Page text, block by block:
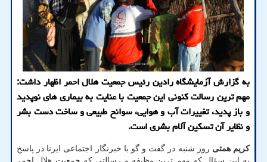
به گزارش آزمایشگاه رادین رئیس جمعیت هلال احمر اظهار داشت:
مهم ترین رسالت کنونی این جمعیت با عنایت به بیماری های نوپدید
و باز پدید، تغییرات آب و هوایی، سوانح طبیعی و ساخت دست بشر
و نظایر آن تسکین آلام بشری است.
کریم همتی روز شنبه در گفت و گو با خبرنگار اجتماعی ایرنا در پاسخ